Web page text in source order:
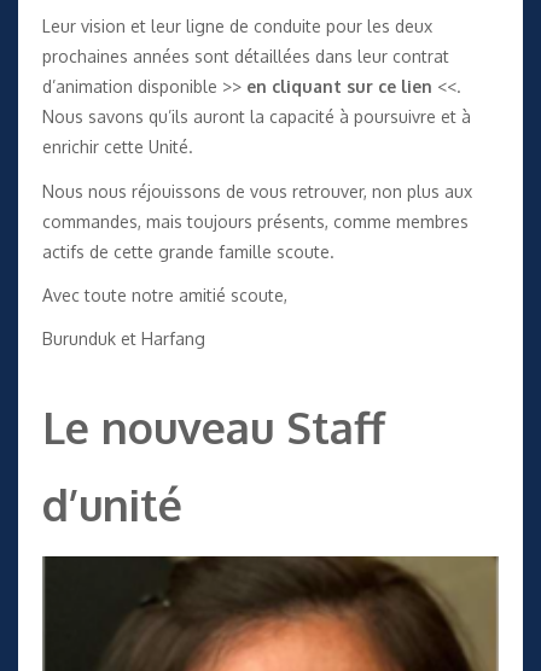
Leur vision et leur ligne de conduite pour les deux
prochaines années sont détaillées dans leur contrat
d’animation disponible >> en cliquant sur ce lien <<.
Nous savons qu’ils auront la capacité à poursuivre et à
enrichir cette Unité.
Nous nous réjouissons de vous retrouver, non plus aux
commandes, mais toujours présents, comme membres
actifs de cette grande famille scoute.
Avec toute notre amitié scoute,
Burunduk et Harfang
Le nouveau Staff
d’unité